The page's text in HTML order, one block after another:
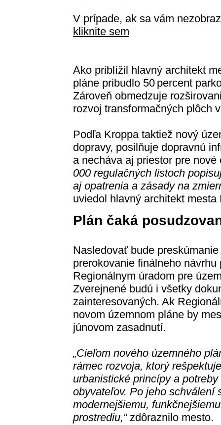
V prípade, ak sa vám
kliknite sem
Ako priblížil hlavný architekt
pláne pribudlo 50 percent
Zároveň obmedzuje
rozvoj transformačných plôch
Podľa Kroppa taktiež nový
dopravy, posilňuje dopravnú
a necháva aj priestor pre
000 regulačných listoch
aj opatrenia a zásady na
uviedol hlavný architekt mesta
Plán čaká
Nasledovať bude
prerokovanie finálneho
Regionálnym úradom pre
Zverejnené budú i všetky
zainteresovaných. Ak
novom územnom pláne by
júnovom zasadnutí.
„Cieľom nového územného
rámec rozvoja, ktorý
urbanistické princípy a
obyvateľov. Po jeho schválení
modernejšiemu,
prostrediu,“zdôraznilo mesto.